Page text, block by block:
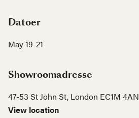
Datoer
May 19-21
Showroomadresse
47-53 St John St, London EC1M 4AN
View location